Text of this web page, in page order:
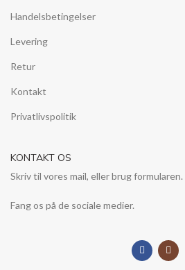
Handelsbetingelser
Levering
Retur
Kontakt
Privatlivspolitik
KONTAKT OS
Skriv til vores mail, eller brug formularen.
Fang os på de sociale medier.